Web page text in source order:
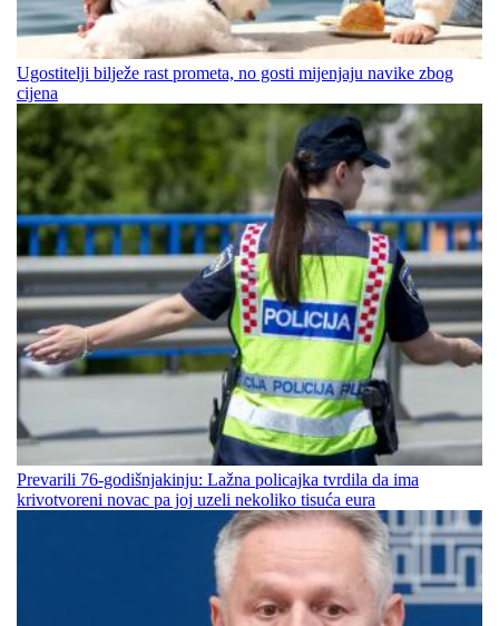
Ugostitelji bilježe rast prometa, no gosti mijenjaju navike zbog
cijena
Prevarili 76-godišnjakinju: Lažna policajka tvrdila da ima
krivotvoreni novac pa joj uzeli nekoliko tisuća eura